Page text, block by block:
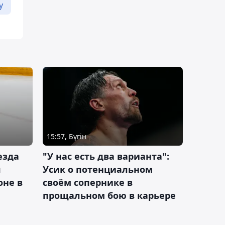
в
15:57, Бүгін
"У нас есть два варианта":
Усик о потенциальном
своём сопернике в
прощальном бою в карьере